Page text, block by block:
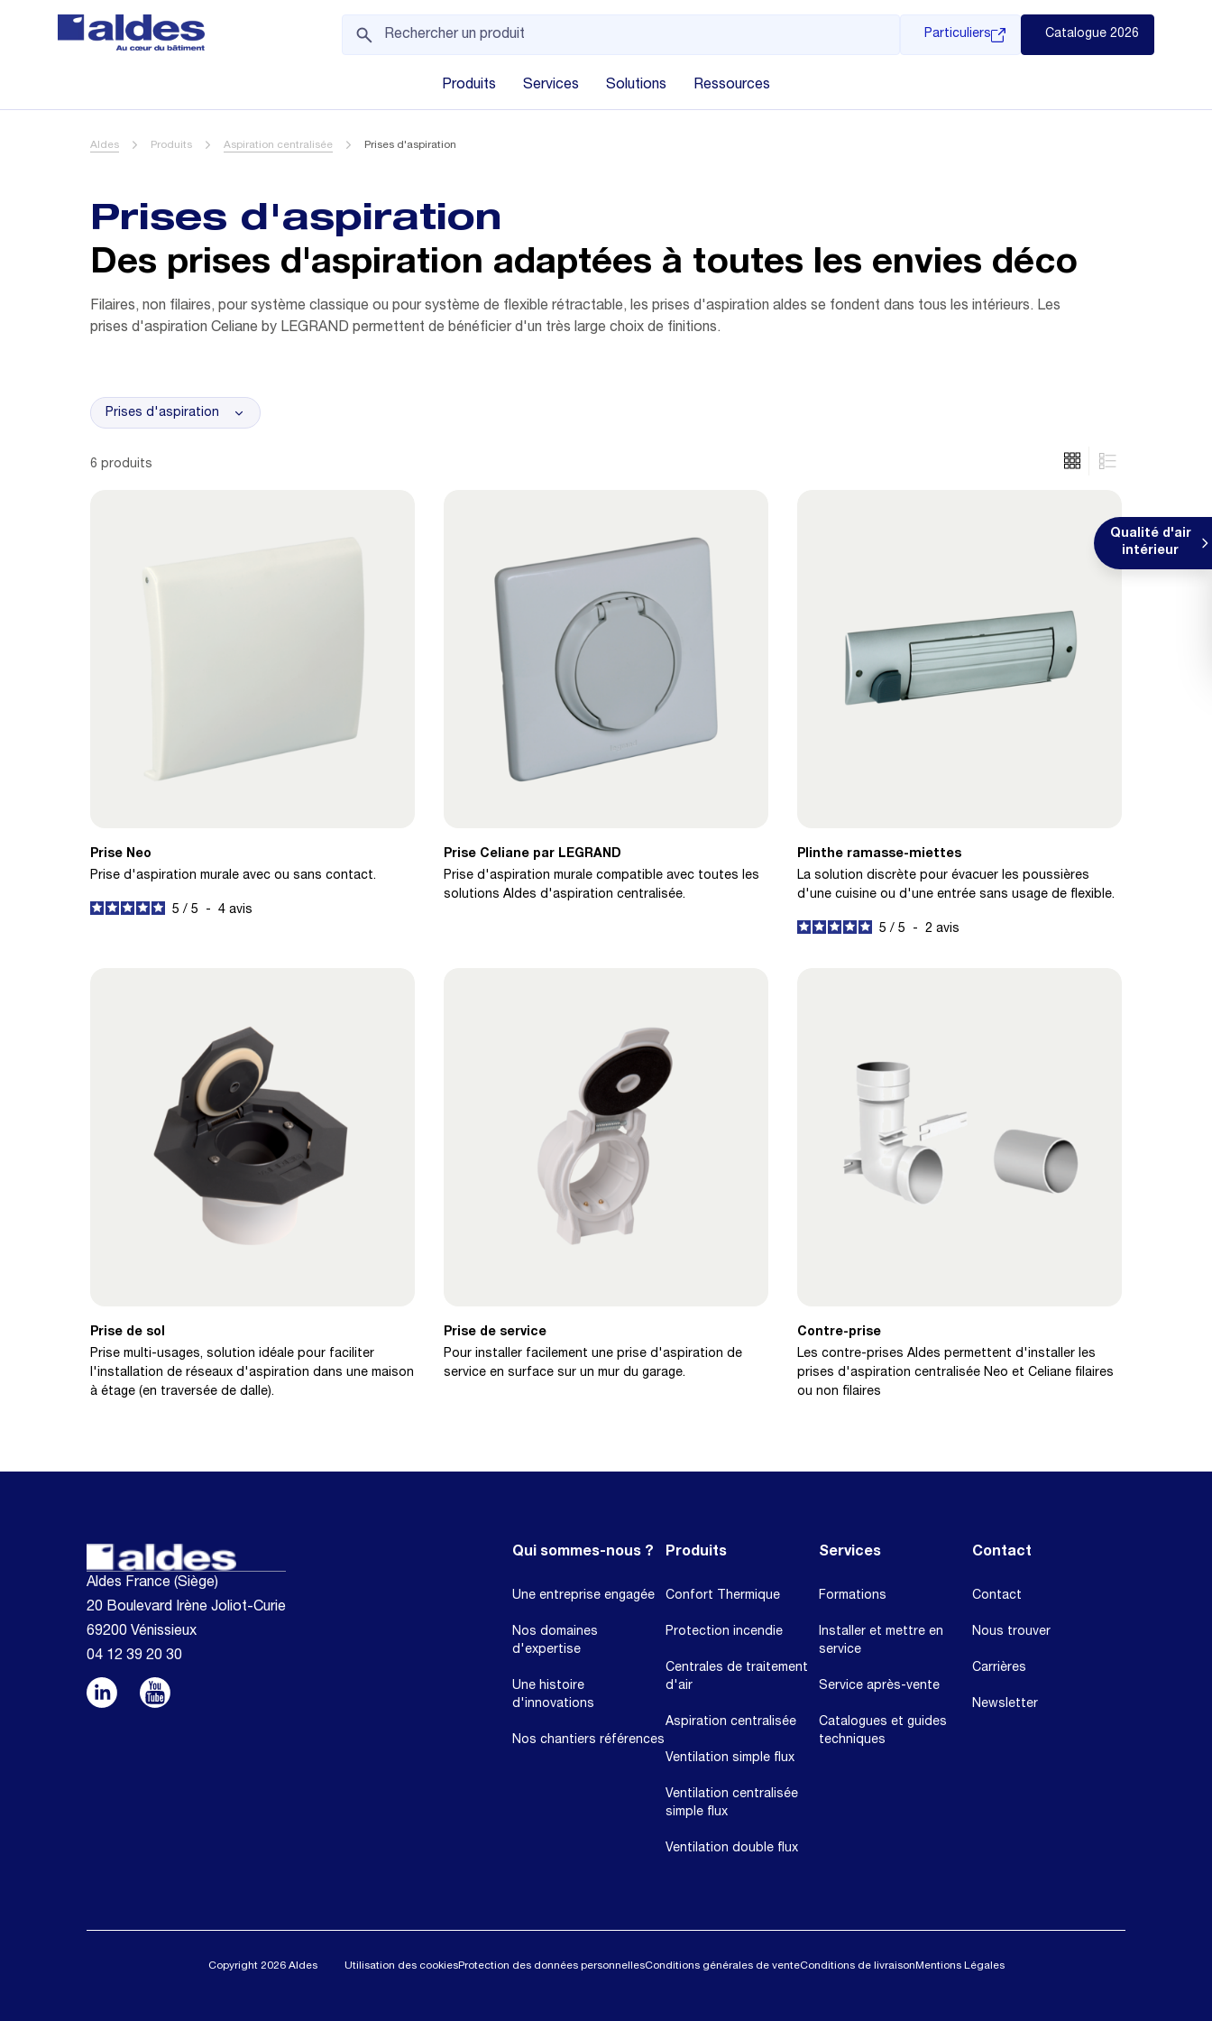
Particuliers Catalogue 2026
Produits Services Solutions Ressources
Aldes Produits Aspiration centralisée Prises d'aspiration
Qualité d'air
intérieur
Prises d'aspiration
Des prises d'aspiration adaptées à toutes les envies déco
Filaires, non filaires, pour système classique ou pour système de flexible rétractable, les prises d'aspiration aldes se fondent dans tous les intérieurs. Les
prises d'aspiration Celiane by LEGRAND permettent de bénéficier d'un très large choix de finitions.
Prises d'aspiration
6 produits
Prise Neo
Prise d'aspiration murale avec ou sans contact.
5 / 5 - 4 avis
Prise Celiane par LEGRAND
Prise d'aspiration murale compatible avec toutes les
solutions Aldes d'aspiration centralisée.
Plinthe ramasse-miettes
La solution discrète pour évacuer les poussières
d'une cuisine ou d'une entrée sans usage de flexible.
5 / 5 - 2 avis
Prise de sol
Prise multi-usages, solution idéale pour faciliter
l'installation de réseaux d'aspiration dans une maison
à étage (en traversée de dalle).
Prise de service
Pour installer facilement une prise d'aspiration de
service en surface sur un mur du garage.
Contre-prise
Les contre-prises Aldes permettent d'installer les
prises d'aspiration centralisée Neo et Celiane filaires
ou non filaires
Aldes France (Siège)
20 Boulevard Irène Joliot-Curie
69200 Vénissieux
04 12 39 20 30
Qui sommes-nous ?
Une entreprise engagée
Nos domaines
d'expertise
Une histoire
d'innovations
Nos chantiers références
Produits
Confort Thermique
Protection incendie
Centrales de traitement
d'air
Aspiration centralisée
Ventilation simple flux
Ventilation centralisée
simple flux
Ventilation double flux
Services
Formations
Installer et mettre en
service
Service après-vente
Catalogues et guides
techniques
Contact
Contact
Nous trouver
Carrières
Newsletter
Copyright 2026 Aldes Utilisation des cookiesProtection des données personnellesConditions générales de venteConditions de livraison Mentions Légales